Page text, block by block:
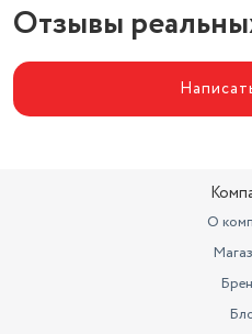
Отзывы
О